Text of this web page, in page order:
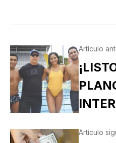
Artículo
Artículo